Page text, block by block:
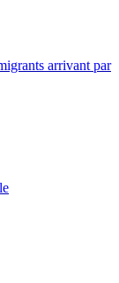
arrivant par